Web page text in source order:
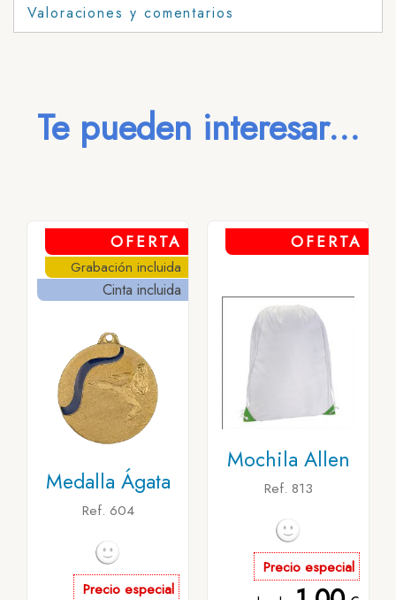
Valoraciones y comentarios
Te pueden interesar...
OFERTA
Grabación incluida
Cinta incluida
Medalla Ágata
Ref. 604
Precio especial
OFERTA
Mochila Allen
Ref. 813
Precio especial